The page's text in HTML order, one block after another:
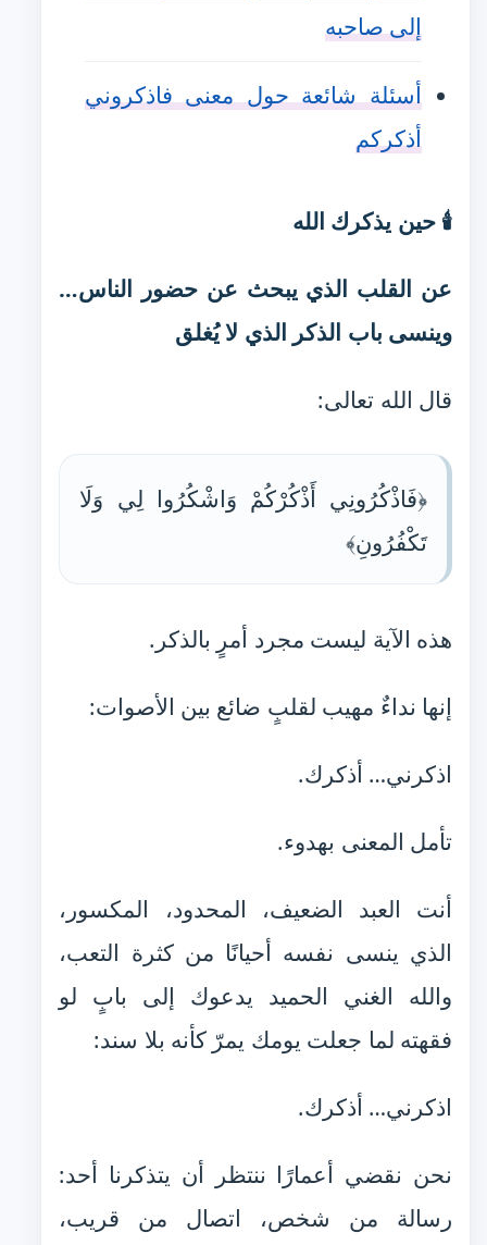
إلى صاحبه
أسئلة شائعة حول معنى فاذكروني
أذكركم
🕯️ حين يذكرك الله
عن القلب الذي يبحث عن حضور الناس…
وينسى باب الذكر الذي لا يُغلق
قال الله تعالى:
﴿فَاذْكُرُونِي أَذْكُرْكُمْ وَاشْكُرُوا لِي وَلَا
تَكْفُرُونِ﴾
هذه الآية ليست مجرد أمرٍ بالذكر.
إنها نداءٌ مهيب لقلبٍ ضائع بين الأصوات:
اذكرني… أذكرك.
تأمل المعنى بهدوء.
أنت العبد الضعيف، المحدود، المكسور،
الذي ينسى نفسه أحيانًا من كثرة التعب،
والله الغني الحميد يدعوك إلى بابٍ لو
فقهته لما جعلت يومك يمرّ كأنه بلا سند:
اذكرني… أذكرك.
نحن نقضي أعمارًا ننتظر أن يتذكرنا أحد:
رسالة من شخص، اتصال من قريب،